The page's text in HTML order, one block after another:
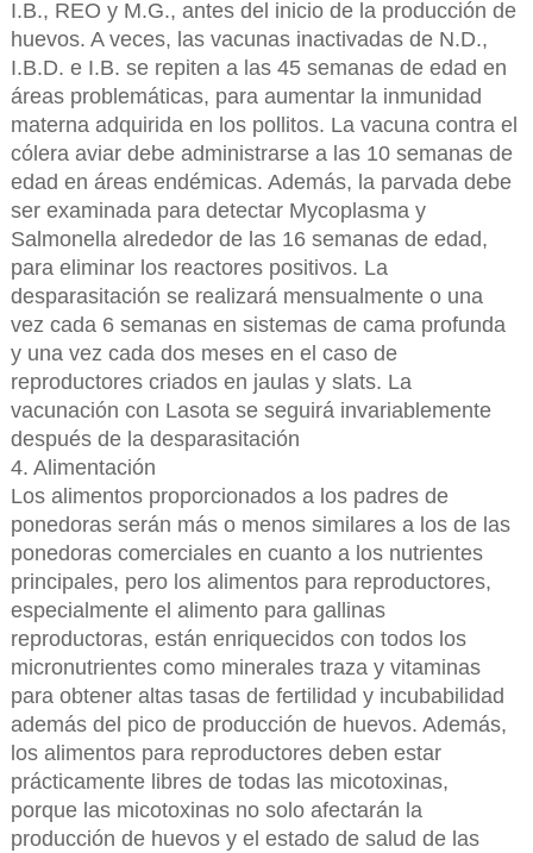
I.B., REO y M.G., antes del inicio de la producción de
huevos. A veces, las vacunas inactivadas de N.D.,
I.B.D. e I.B. se repiten a las 45 semanas de edad en
áreas problemáticas, para aumentar la inmunidad
materna adquirida en los pollitos. La vacuna contra el
cólera aviar debe administrarse a las 10 semanas de
edad en áreas endémicas. Además, la parvada debe
ser examinada para detectar Mycoplasma y
Salmonella alrededor de las 16 semanas de edad,
para eliminar los reactores positivos. La
desparasitación se realizará mensualmente o una
vez cada 6 semanas en sistemas de cama profunda
y una vez cada dos meses en el caso de
reproductores criados en jaulas y slats. La
vacunación con Lasota se seguirá invariablemente
después de la desparasitación
4. Alimentación
Los alimentos proporcionados a los padres de
ponedoras serán más o menos similares a los de las
ponedoras comerciales en cuanto a los nutrientes
principales, pero los alimentos para reproductores,
especialmente el alimento para gallinas
reproductoras, están enriquecidos con todos los
micronutrientes como minerales traza y vitaminas
para obtener altas tasas de fertilidad y incubabilidad
además del pico de producción de huevos. Además,
los alimentos para reproductores deben estar
prácticamente libres de todas las micotoxinas,
porque las micotoxinas no solo afectarán la
producción de huevos y el estado de salud de las